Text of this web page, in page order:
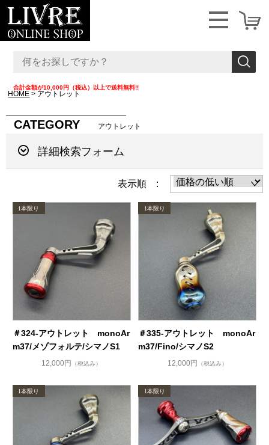
合計金額が10,000円（税込）以上で送料無料!!
HOME アウトレット
CATEGORY アウトレット
詳細検索フォーム
表示順 :
＃324-アウトレット monoAr
m37/メゾフォルテ/シマノS1
12,000円 （税込み）
＃335-アウトレット monoAr
m37/Fino/シマノS2
12,000円 （税込み）